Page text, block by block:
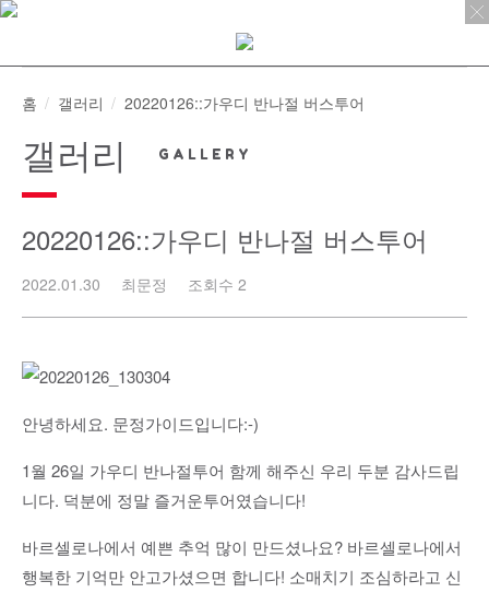
Skip
홈 갤러리 20220126::가우디 반나절 버스투어
갤러리
20220126::가우디 반나절 버스투어
2022.01.30 최문정 조회수 2
안녕하세요. 문정가이드입니다:-)
1월 26일 가우디 반나절투어 함께 해주신 우리 두분 감사드립
니다. 덕분에 정말 즐거운투어였습니다!
바르셀로나에서 예쁜 추억 많이 만드셨나요? 바르셀로나에서
행복한 기억만 안고가셨으면 합니다! 소매치기 조심하라고 신